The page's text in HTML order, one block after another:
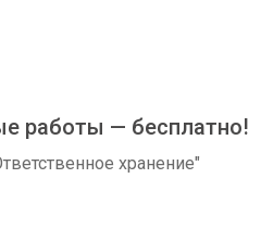
работы — бесплатно!
хранение"